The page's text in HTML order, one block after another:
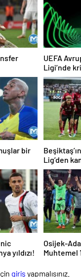
UEFA
Ligi’nde
bir
Lig’den
yıldızı!
Osijek-
Muhtemel
giriş yapmalısınız.